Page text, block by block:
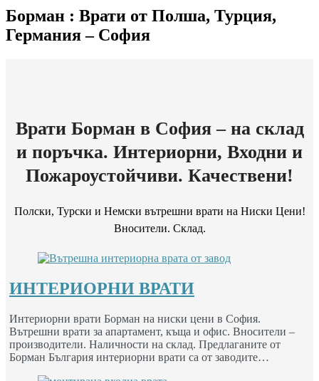
Борман : Врати от Полша, Турция,
Германия – София
Врати Борман в София – на склад
и поръчка. Интериорни, Входни и
Пожароустойчиви. Качествени!
Полски, Турски и Немски вътрешни врати на Ниски Цени!
Вносители. Склад.
ИНТЕРИОРНИ ВРАТИ
Интериорни врати Борман на ниски цени в София.
Вътрешни врати за апартамент, къща и офис. Вносители –
производители. Наличности на склад. Предлаганите от
Борман България интериорни врати са от заводите…